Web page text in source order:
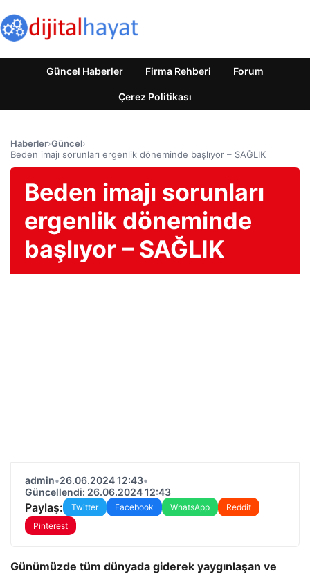
Güncel Haberler Firma Rehberi Forum
Çerez Politikası
Haberler›Güncel›
Beden imajı sorunları ergenlik döneminde başlıyor – SAĞLIK
Beden imajı sorunları
ergenlik döneminde
başlıyor – SAĞLIK
admin•26.06.2024 12:43•
Güncellendi: 26.06.2024 12:43
Paylaş: Twitter Facebook WhatsApp
Reddit
Pinterest
Günümüzde tüm dünyada giderek yaygınlaşan ve